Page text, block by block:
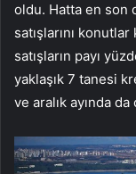
oldu. Hatta en son
satışlarını konutlar
satışların payı
yaklaşık 7 tanesi
ve aralık ayında